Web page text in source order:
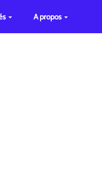
A propos